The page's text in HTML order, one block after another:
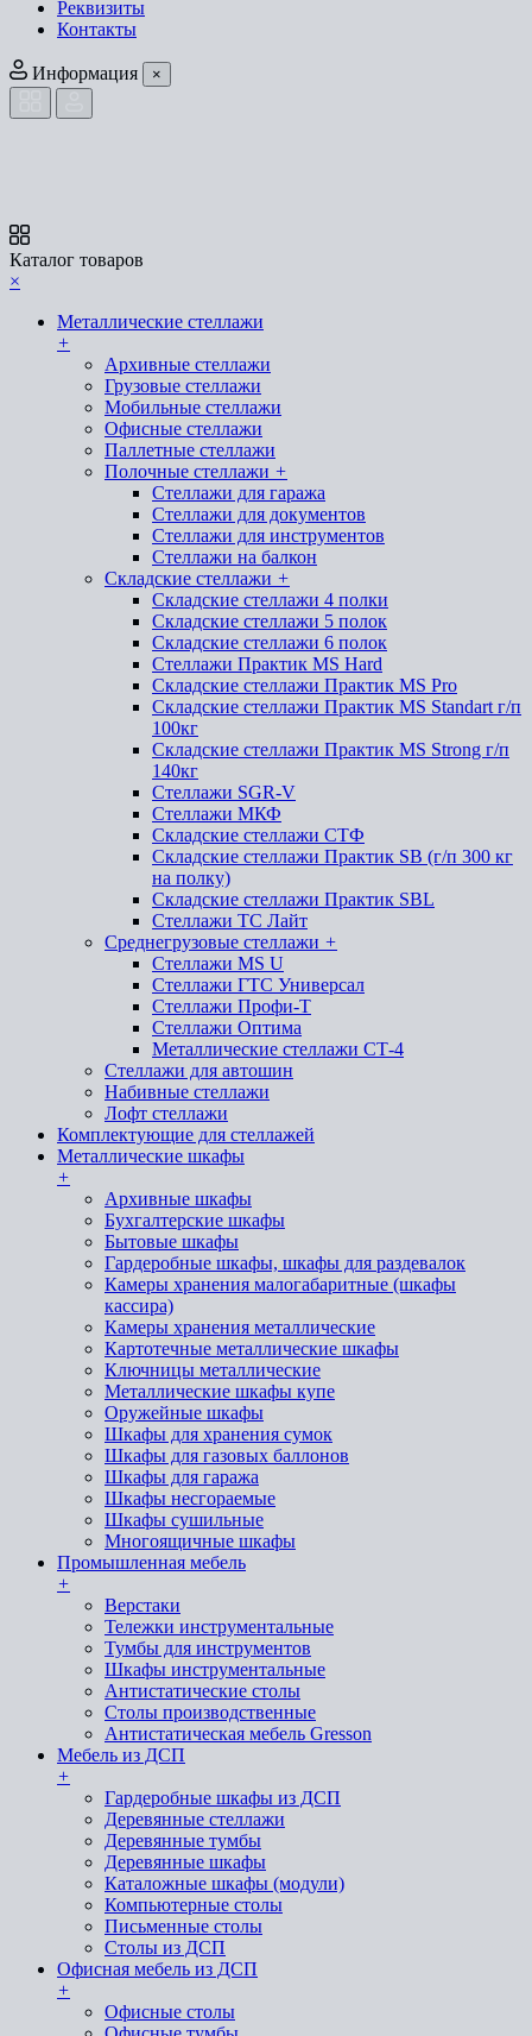
Реквизиты
Контакты
Информация ×
Каталог товаров
×
Металлические стеллажи
+
Архивные стеллажи
Грузовые стеллажи
Мобильные стеллажи
Офисные стеллажи
Паллетные стеллажи
Полочные стеллажи +
Стеллажи для гаража
Стеллажи для документов
Стеллажи для инструментов
Стеллажи на балкон
Складские стеллажи +
Складские стеллажи 4 полки
Складские стеллажи 5 полок
Складские стеллажи 6 полок
Стеллажи Практик MS Hard
Складские стеллажи Практик MS Pro
Складские стеллажи Практик MS Standart г/п
100кг
Складские стеллажи Практик MS Strong г/п
140кг
Стеллажи SGR-V
Стеллажи МКФ
Складские стеллажи СТФ
Складские стеллажи Практик SB (г/п 300 кг
на полку)
Складские стеллажи Практик SBL
Стеллажи ТС Лайт
Среднегрузовые стеллажи +
Стеллажи MS U
Стеллажи ГТС Универсал
Стеллажи Профи-Т
Стеллажи Оптима
Металлические стеллажи СТ-4
Стеллажи для автошин
Набивные стеллажи
Лофт стеллажи
Комплектующие для стеллажей
Металлические шкафы
+
Архивные шкафы
Бухгалтерские шкафы
Бытовые шкафы
Гардеробные шкафы, шкафы для раздевалок
Камеры хранения малогабаритные (шкафы
кассира)
Камеры хранения металлические
Картотечные металлические шкафы
Ключницы металлические
Металлические шкафы купе
Оружейные шкафы
Шкафы для хранения сумок
Шкафы для газовых баллонов
Шкафы для гаража
Шкафы несгораемые
Шкафы сушильные
Многоящичные шкафы
Промышленная мебель
+
Верстаки
Тележки инструментальные
Тумбы для инструментов
Шкафы инструментальные
Антистатические столы
Столы производственные
Антистатическая мебель Gresson
Мебель из ДСП
+
Гардеробные шкафы из ДСП
Деревянные стеллажи
Деревянные тумбы
Деревянные шкафы
Каталожные шкафы (модули)
Компьютерные столы
Письменные столы
Столы из ДСП
Офисная мебель из ДСП
+
Офисные столы